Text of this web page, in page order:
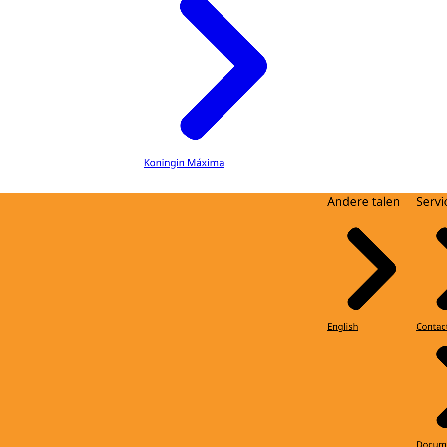
Ondertiteling
Download
Audiobeschrijving
Download
Koningin Máxima
Andere talen
English